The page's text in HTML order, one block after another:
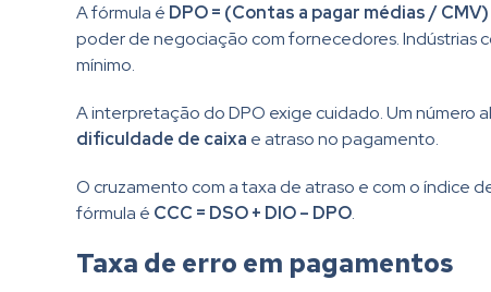
A fórmula é DPO = (Contas a pagar médias /
poder de negociação com fornecedores. Indústrias
mínimo.
A interpretação do DPO exige cuidado. Um número
dificuldade de caixa e atraso no pagamento.
O cruzamento com a taxa de atraso e com o índice
fórmula é CCC = DSO + DIO – DPO.
Taxa de erro em pagamentos